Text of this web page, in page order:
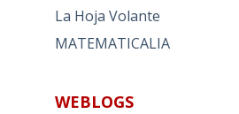
La Hoja Volante
MATEMATICALIA
WEBLOGS